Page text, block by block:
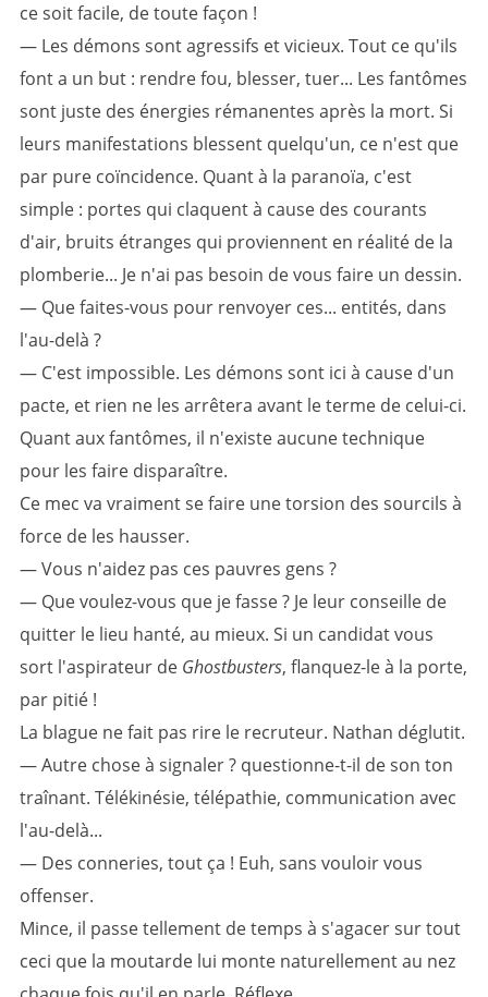
ce soit facile, de toute façon !
— Les démons sont agressifs et vicieux. Tout ce qu'ils
font a un but : rendre fou, blesser, tuer... Les fantômes
sont juste des énergies rémanentes après la mort. Si
leurs manifestations blessent quelqu'un, ce n'est que
par pure coïncidence. Quant à la paranoïa, c'est
simple : portes qui claquent à cause des courants
d'air, bruits étranges qui proviennent en réalité de la
plomberie... Je n'ai pas besoin de vous faire un dessin.
— Que faites-vous pour renvoyer ces... entités, dans
l'au-delà ?
— C'est impossible. Les démons sont ici à cause d'un
pacte, et rien ne les arrêtera avant le terme de celui-ci.
Quant aux fantômes, il n'existe aucune technique
pour les faire disparaître.
Ce mec va vraiment se faire une torsion des sourcils à
force de les hausser.
— Vous n'aidez pas ces pauvres gens ?
— Que voulez-vous que je fasse ? Je leur conseille de
quitter le lieu hanté, au mieux. Si un candidat vous
sort l'aspirateur de Ghostbusters, flanquez-le à la porte,
par pitié !
La blague ne fait pas rire le recruteur. Nathan déglutit.
— Autre chose à signaler ? questionne-t-il de son ton
traînant. Télékinésie, télépathie, communication avec
l'au-delà...
— Des conneries, tout ça ! Euh, sans vouloir vous
offenser.
Mince, il passe tellement de temps à s'agacer sur tout
ceci que la moutarde lui monte naturellement au nez